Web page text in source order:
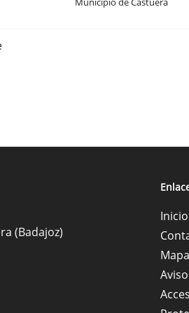
(Badajoz)
Inicio